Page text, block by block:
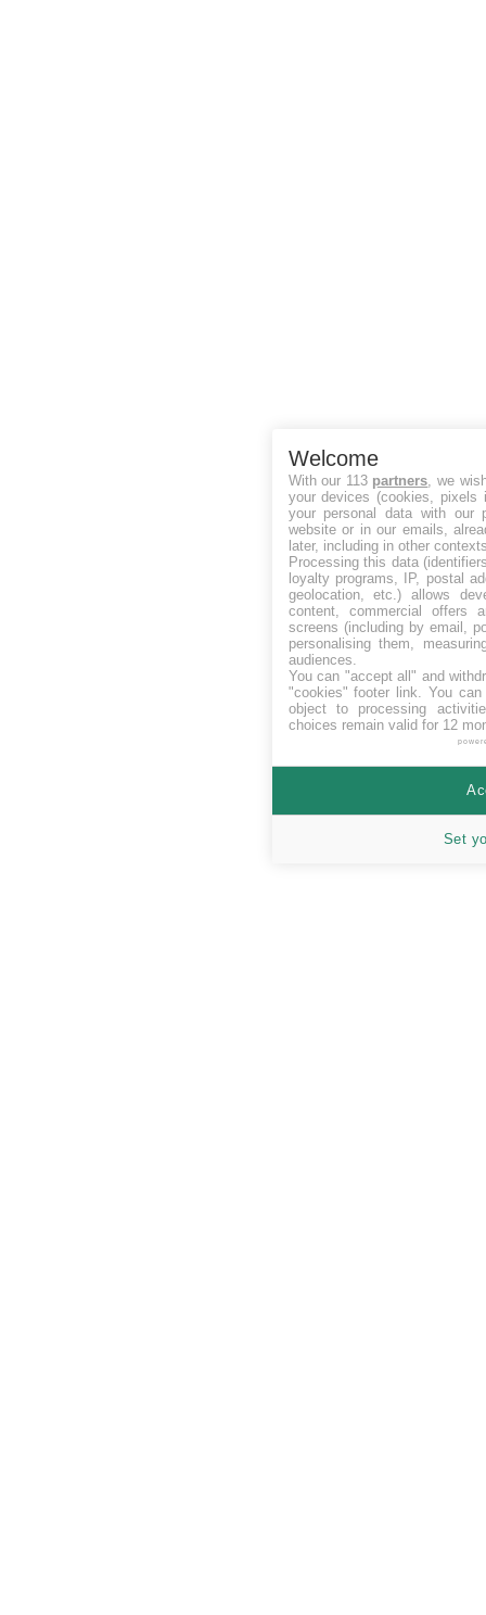
Welcome
With our 113 partners, we
your devices (cookies, pixels
your personal data with our
website or in our emails,
later, including in other
Processing this data
loyalty programs, IP, postal
geolocation, etc.) allows
content, commercial offers
screens (including by email,
personalising them,
audiences.
You can "accept all" and
"cookies" footer link. You can
object to processing
choices remain valid for 12
Set